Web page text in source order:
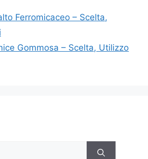
Ferromicaceo – Scelta,
Gommosa – Scelta, Utilizzo